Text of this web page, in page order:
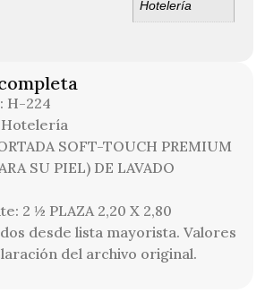
Hotelería
H-224
SOFT-TOUCH PREMIUM
SU PIEL) DE LAVADO
2 ½ PLAZA 2,20 X 2,80
desde lista mayorista. Valores
del archivo original.